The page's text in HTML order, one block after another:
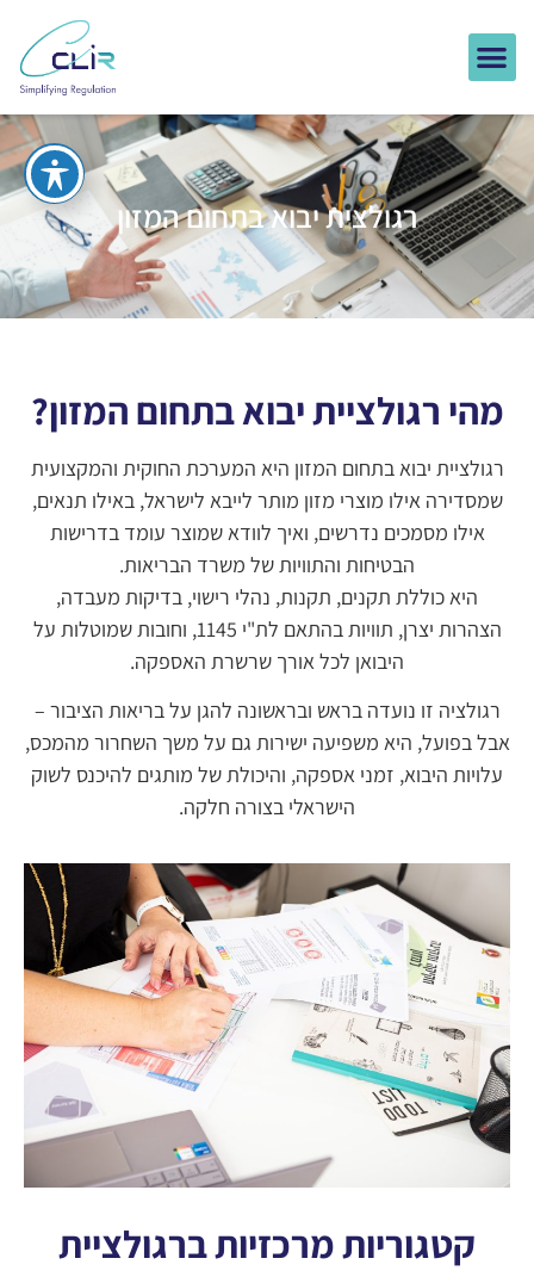
רגולצית יבוא בתחום המזון
מהי רגולציית יבוא בתחום המזון?
רגולציית יבוא בתחום המזון היא המערכת החוקית והמקצועית
שמסדירה אילו מוצרי מזון מותר לייבא לישראל, באילו תנאים,
אילו מסמכים נדרשים, ואיך לוודא שמוצר עומד בדרישות
הבטיחות והתוויות של משרד הבריאות.
היא כוללת תקנים, תקנות, נהלי רישוי, בדיקות מעבדה,
הצהרות יצרן, תוויות בהתאם לת"י 1145, וחובות שמוטלות על
היבואן לכל אורך שרשרת האספקה.
רגולציה זו נועדה בראש ובראשונה להגן על בריאות הציבור –
אבל בפועל, היא משפיעה ישירות גם על משך השחרור מהמכס,
עלויות היבוא, זמני אספקה, והיכולת של מותגים להיכנס לשוק
הישראלי בצורה חלקה.
קטגוריות מרכזיות ברגולציית